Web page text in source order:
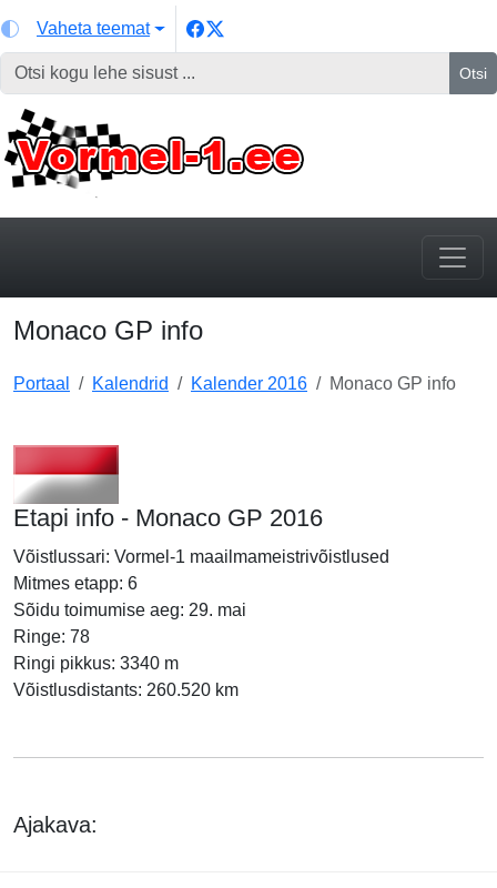
Vaheta teemat
Otsi
Monaco GP info
Portaal Kalendrid Kalender 2016 Monaco GP info
Etapi info - Monaco GP 2016
Võistlussari: Vormel-1 maailmameistrivõistlused
Mitmes etapp: 6
Sõidu toimumise aeg: 29. mai
Ringe: 78
Ringi pikkus: 3340 m
Võistlusdistants: 260.520 km
Ajakava: